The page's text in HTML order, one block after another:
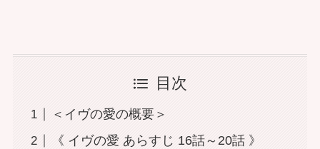
目次
＜イヴの愛の概要＞
《 イヴの愛 あらすじ 16話～20話 》